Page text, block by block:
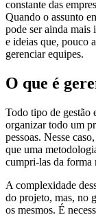
constante das
Quando o assunto
pode ser ainda
e ideias que, pouco
gerenciar equipes.
O que é
Todo tipo de gestão
organizar todo um
pessoas. Nesse
que uma
cumpri-las da forma
A complexidade
do projeto, mas, no
os mesmos. É